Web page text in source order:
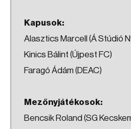
Kapusok:
Alasztics Marcell (Á Stúdió
Kinics Bálint (Újpest FC)
Faragó Ádám (DEAC)
Mezőnyjátékosok:
Bencsik Roland (SG